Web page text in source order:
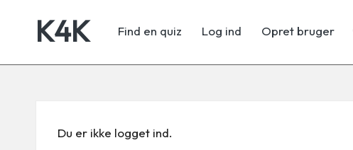
K4K
online
Find en quiz Log ind Opret bruger
Du er ikke logget ind.